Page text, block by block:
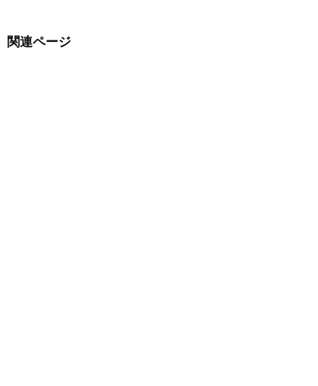
関連ページ